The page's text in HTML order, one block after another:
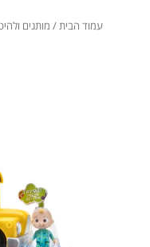
עמוד הבית/ מותגים